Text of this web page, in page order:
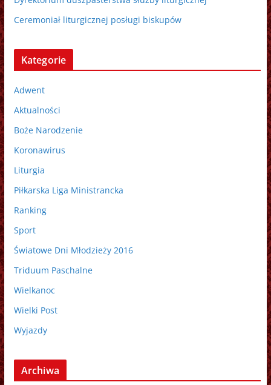
Ceremoniał liturgicznej posługi biskupów
Kategorie
Adwent
Aktualności
Boże Narodzenie
Koronawirus
Liturgia
Piłkarska Liga Ministrancka
Ranking
Sport
Światowe Dni Młodzieży 2016
Triduum Paschalne
Wielkanoc
Wielki Post
Wyjazdy
Archiwa